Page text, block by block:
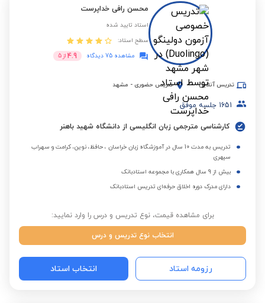
محسن رافی خداپرست
استاد تایید شده
سطح استاد:
مشاهده 75 دیدگاه
4.9 از 5
تدریس آنلاین تدریس حضوری - مشهد
1651 جلسه موفق
کارشناسی مترجمی زبان انگلیسی از دانشگاه شهید باهنر
تدریس به مدت 10 سال در آموزشگاه زبان خراسان ، حافظ، نوین، کرامت و سهراب
سپهری
بیش از 9 سال همکاری با مجموعه استادبانک
دارای مدرک دوره اخلاق حرفه‌ای تدریس استادبانک
برای مشاهده قیمت، نوع تدریس و درس را وارد نمایید:
انتخاب نوع تدریس و درس
رزومه استاد انتخاب استاد